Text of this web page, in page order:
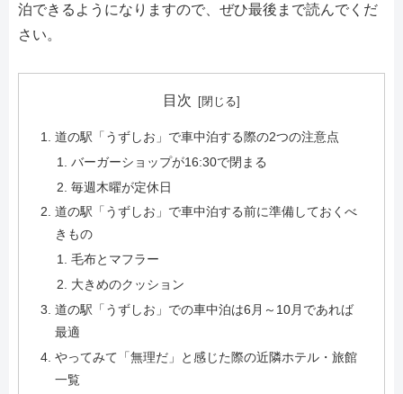
泊できるようになりますので、ぜひ最後まで読んでくだ
さい。
目次
道の駅「うずしお」で車中泊する際の2つの注意点
バーガーショップが16:30で閉まる
毎週木曜が定休日
道の駅「うずしお」で車中泊する前に準備しておくべ
きもの
毛布とマフラー
大きめのクッション
道の駅「うずしお」での車中泊は6月～10月であれば
最適
やってみて「無理だ」と感じた際の近隣ホテル・旅館
一覧